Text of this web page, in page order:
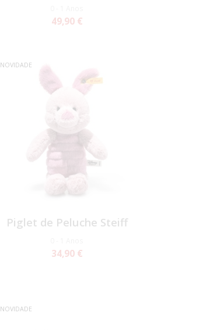
49,90 €
NOVIDADE
Piglet de Peluche Steiff
34,90 €
NOVIDADE